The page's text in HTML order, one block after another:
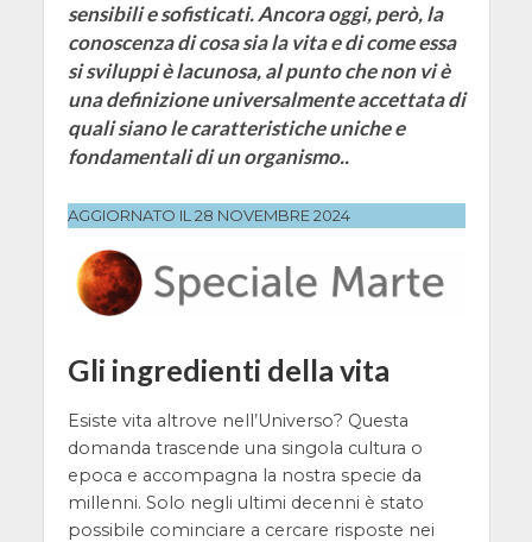
sensibili e sofisticati. Ancora oggi, però, la
conoscenza di cosa sia la vita e di come essa
si sviluppi è lacunosa, al punto che non vi è
una definizione universalmente accettata di
quali siano le caratteristiche uniche e
fondamentali di un organismo..
AGGIORNATO IL 28 NOVEMBRE 2024
Gli ingredienti della vita
Esiste vita altrove nell’Universo? Questa
domanda trascende una singola cultura o
epoca e accompagna la nostra specie da
millenni. Solo negli ultimi decenni è stato
possibile cominciare a cercare risposte nei